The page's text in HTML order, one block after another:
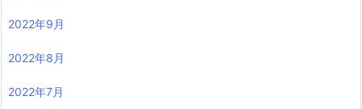
2022年9月
2022年8月
2022年7月